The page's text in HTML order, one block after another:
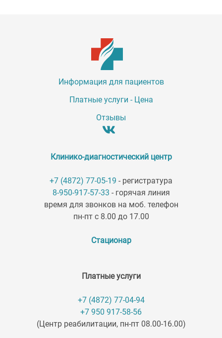
Информация для пациентов
Платные услуги - Цена
Отзывы
Клинико-диагностический центр
+7 (4872) 77-05-19 - регистратура
8-950-917-57-33 - горячая линия
время для звонков на моб. телефон
пн-пт с 8.00 до 17.00
Стационар
Платные услуги
+7 (4872) 77-04-94
+7 950 917-58-56
(Центр реабилитации, пн-пт 08.00-16.00)